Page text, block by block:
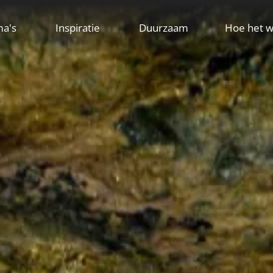
Inspiratie Duurzaam Hoe het